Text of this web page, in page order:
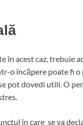
în acest caz, trebuie
o încăpere poate fi
pot dovedi utili. O
în care se va